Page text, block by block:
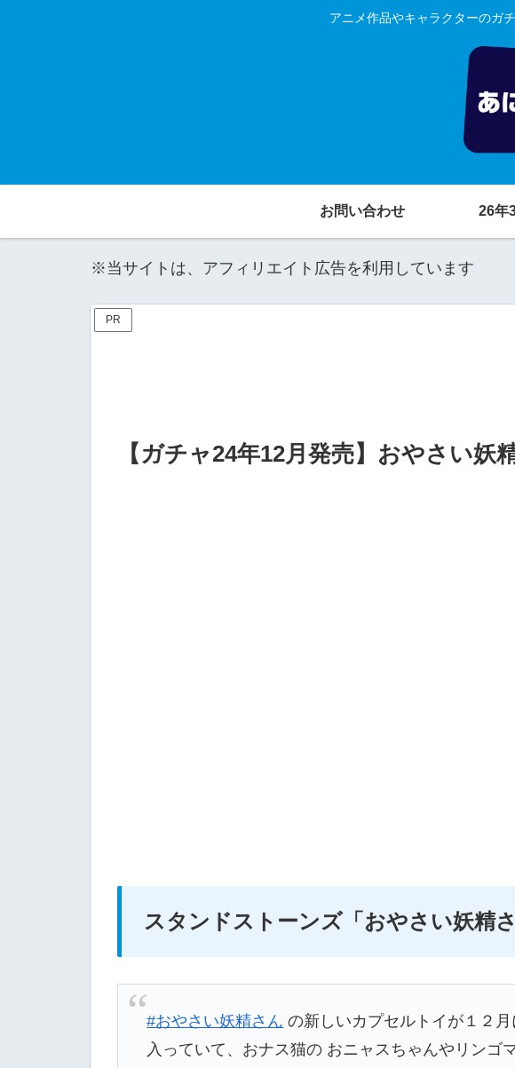
アニメ作品やキャラクターのガ
お問い合わせ 26年
※当サイトは、アフィリエイト広告を利用しています
PR
【ガチャ24年12月発売】おやさい
スタンドストーンズ「おやさい妖精
#おやさい妖精さん の新しいカプセルトイが１２
入っていて、おナス猫の おニャスちゃんやリンゴ